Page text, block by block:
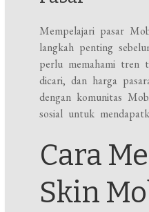
Mempelajari pasar
langkah penting
perlu memahami tren
dicari, dan harga
dengan komunitas
sosial untuk
Cara
Skin